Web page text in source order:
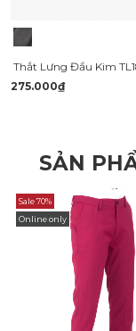
Thắt Lưng Đầu Kim
275.000₫
SẢN
Sale 70%
Online only